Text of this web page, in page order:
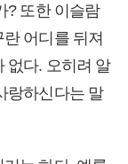
? 또한 이슬람
어디를 뒤져
없다. 오히려 알
랑하신다는 말